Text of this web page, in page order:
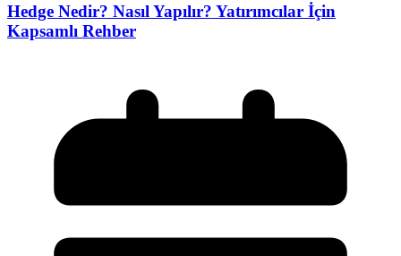
Hedge Nedir? Nasıl Yapılır? Yatırımcılar İçin
Kapsamlı Rehber